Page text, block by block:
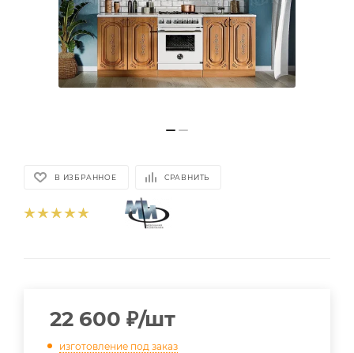
В ИЗБРАННОЕ СРАВНИТЬ
22 600 ₽/шт
изготовление под заказ